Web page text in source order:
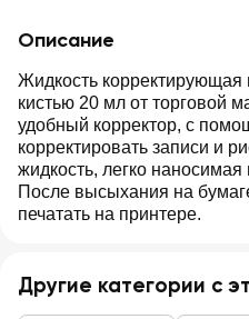
Описание
Жидкость корректирующая
кистью 20 мл от торговой
удобный корректор, с
корректировать записи и
жидкость, легко
После высыхания на
печатать на принтере.
Другие категории с